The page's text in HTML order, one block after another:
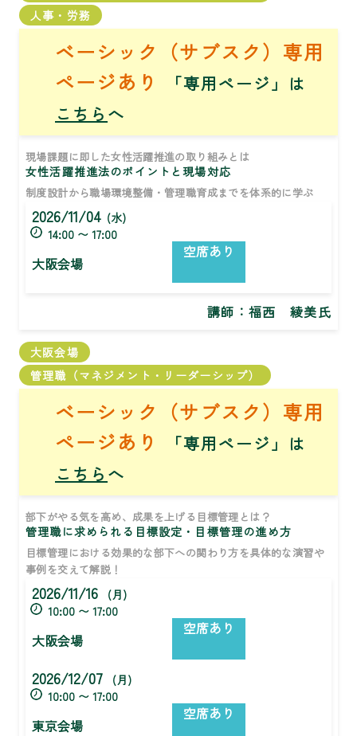
人事・労務
ベーシック（サブスク）専用
ページあり
「専用ページ」は
こちら へ
現場課題に即した女性活躍推進の取り組みとは
女性活躍推進法のポイントと現場対応
制度設計から職場環境整備・管理職育成までを体系的に学ぶ
2026/11/04 (水)
14:00 〜 17:00
大阪会場
空席あり
講師： 福西 綾美氏
大阪会場
管理職（マネジメント・リーダーシップ）
ベーシック（サブスク）専用
ページあり
「専用ページ」は
こちら へ
部下がやる気を高め、成果を上げる目標管理とは？
管理職に求められる目標設定・目標管理の進め方
目標管理における効果的な部下への関わり方を具体的な演習や
事例を交えて解説！
2026/11/16
(月)
10:00 〜 17:00
大阪会場
空席あり
2026/12/07
(月)
10:00 〜 17:00
東京会場
空席あり